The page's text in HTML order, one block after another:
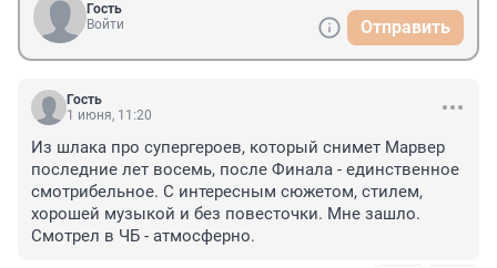
Гость
Войти
Отправить
Гость
1 июня, 11:20
Из шлака про супергероев, который снимет Марвер
последние лет восемь, после Финала - единственное
смотрибельное. С интересным сюжетом, стилем,
хорошей музыкой и без повесточки. Мне зашло.
Смотрел в ЧБ - атмосферно.